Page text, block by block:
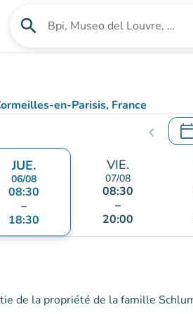
search Buscar un establecimiento
en-Parisis, France
Maps)
chevron_left .
JUE.
06/08
08:30
–
18:30
VIE.
07/08
08:30
–
20:00
de la propriété de la famille